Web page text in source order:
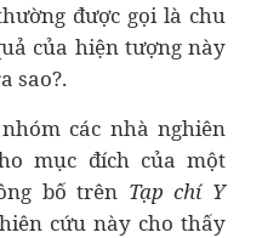
được gọi là chu
của hiện tượng này
sao?.
các nhà nghiên
mục đích của một
bố trên Tạp chí Y
cứu này cho thấy